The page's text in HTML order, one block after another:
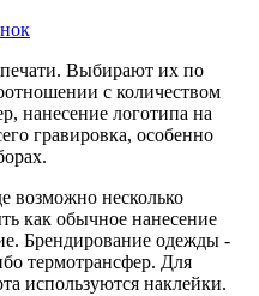
печати. Выбирают их по
с количеством
нанесение логотипа на
гравировка, особенно
возможно несколько
как обычное нанесение
Брендирование одежды -
термотрансфер. Для
используются наклейки.